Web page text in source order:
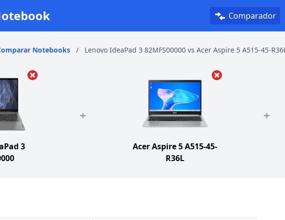
Comparador
Notebooks / Lenovo IdeaPad 3 82MFS00000 vs Acer Aspire 5 A515-45-
3
+
Acer Aspire 5 A515-45-
R36L
+